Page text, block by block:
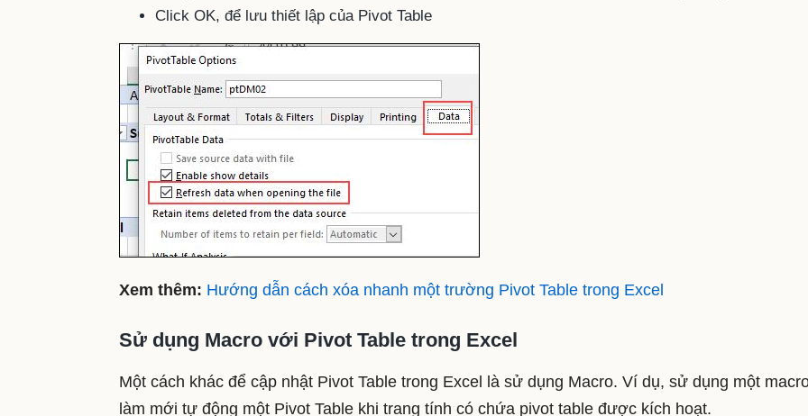
Click OK, để lưu thiết lập của Pivot Table
Xem thêm: Hướng dẫn cách xóa nhanh một trường Pivot Table trong Excel
Sử dụng Macro với Pivot Table trong Excel
Một cách khác để cập nhật Pivot Table trong Excel là sử dụng Macro. Ví dụ, sử dụng một
làm mới tự động một Pivot Table khi trang tính có chứa pivot table được kích hoạt.